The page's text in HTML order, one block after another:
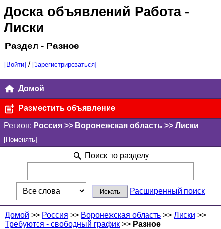
Доска объявлений Работа-
Лиски
Раздел - Разное
[Войти] / [Зарегистрироваться]
Домой
Разместить объявление
Регион: Россия >> Воронежская область >> Лиски
[Поменять]
Поиск по разделу
Расширенный поиск
Домой >> Россия >> Воронежская область >> Лиски >>
Требуются - свободный график >> Разное